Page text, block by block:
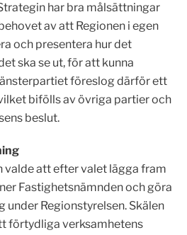
har bra målsättningar
av att Regionen i egen
och presentera hur det
ska se ut, för att kunna
föreslog därför ett
bifölls av övriga partier och
beslut.
valde att efter valet lägga fram
Fastighetsnämnden och göra
under Regionstyrelsen. Skälen
förtydliga verksamhetens